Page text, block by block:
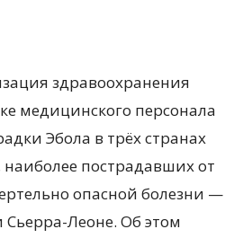
здравоохранения
медицинского персонала
Эбола в трёх странах
пострадавших от
опасной болезни —
Леоне. Об этом